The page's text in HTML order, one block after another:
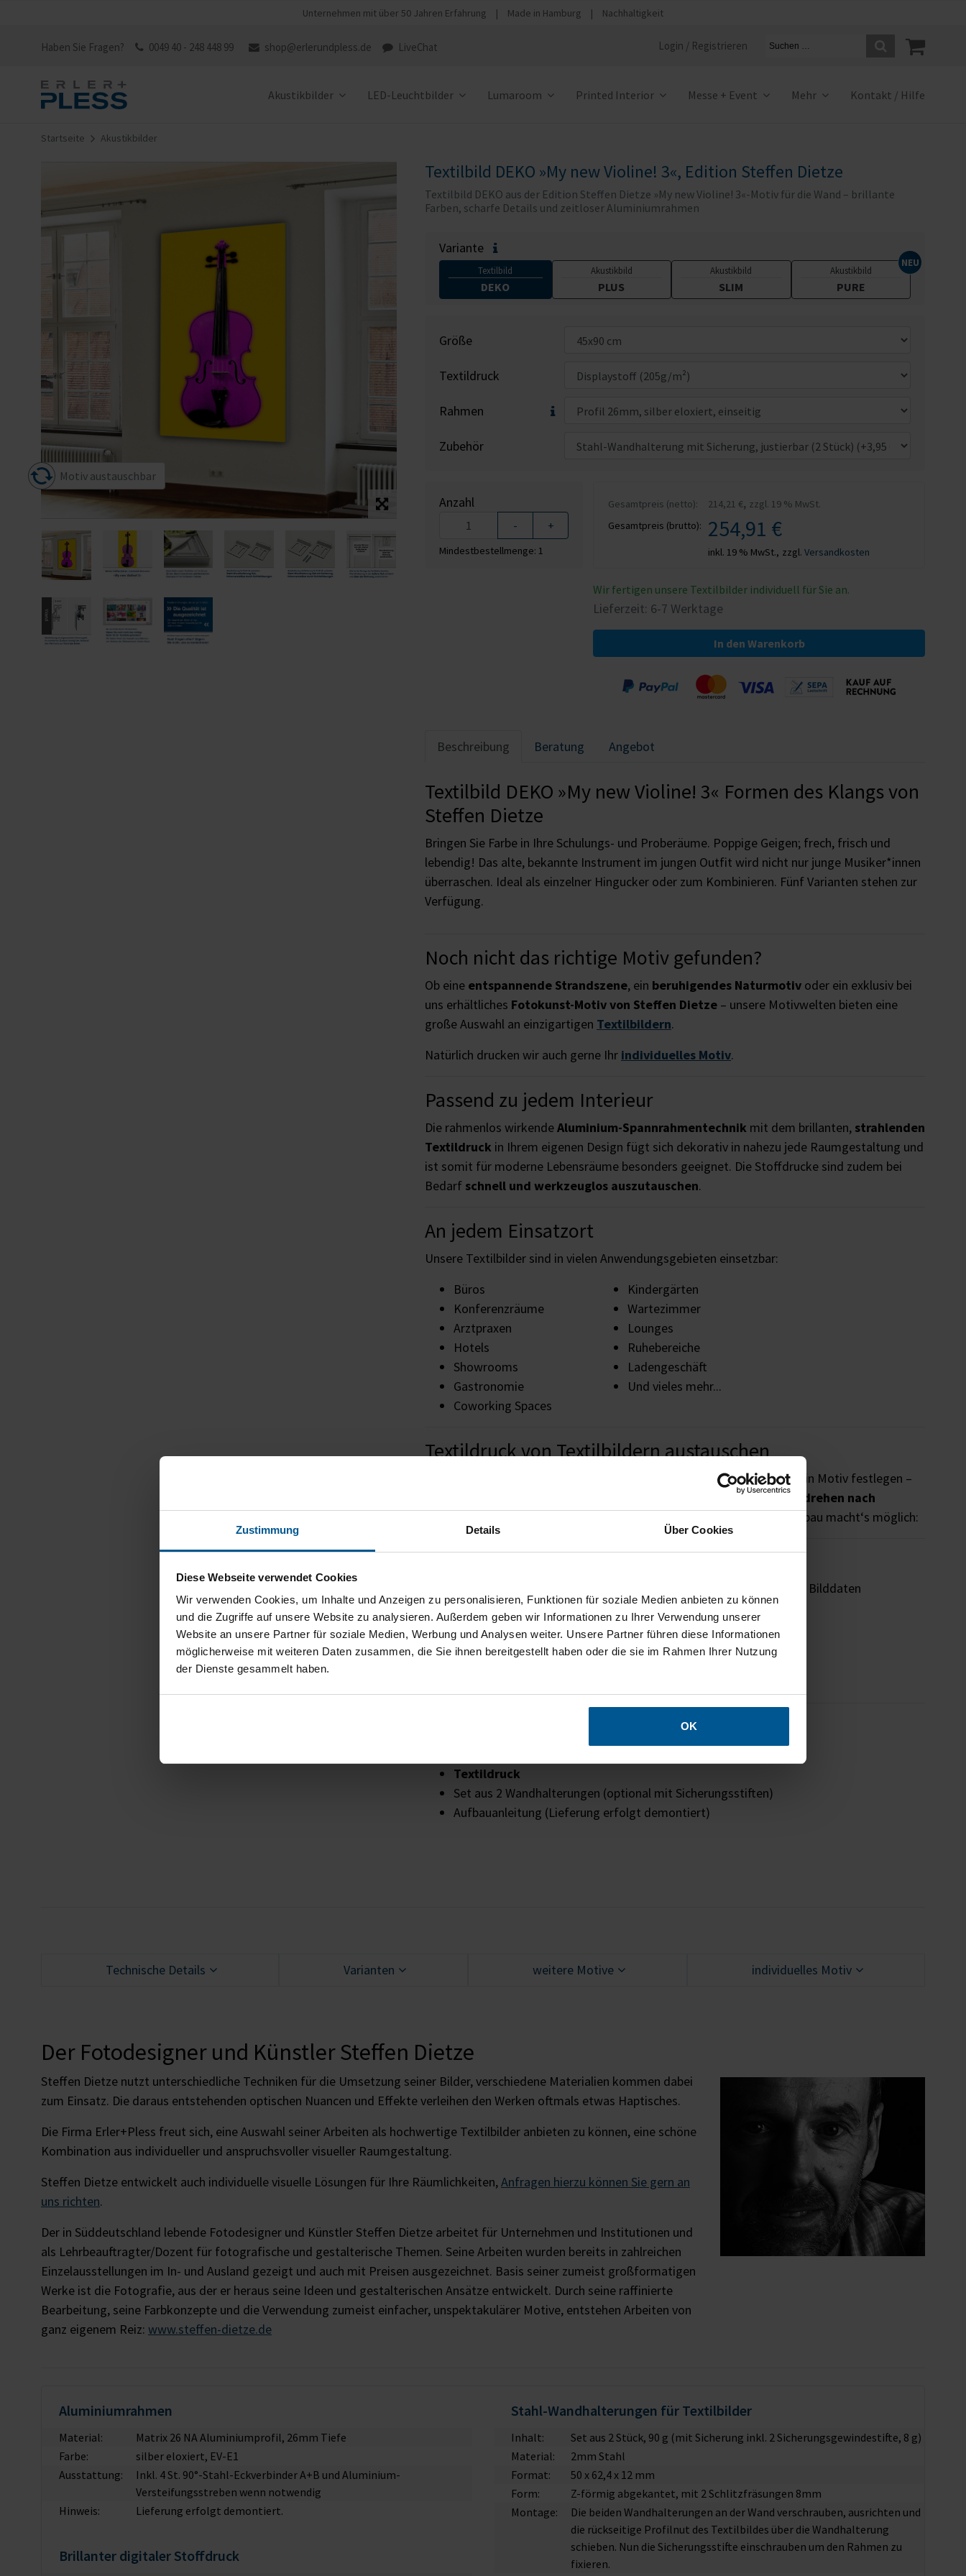
Zustimmung Details Über Cookies
Diese Webseite verwendet Cookies
Wir verwenden Cookies, um Inhalte und Anzeigen zu personalisieren, Funktionen für soziale Medien anbieten zu können
und die Zugriffe auf unsere Website zu analysieren. Außerdem geben wir Informationen zu Ihrer Verwendung unserer
Website an unsere Partner für soziale Medien, Werbung und Analysen weiter. Unsere Partner führen diese Informationen
möglicherweise mit weiteren Daten zusammen, die Sie ihnen bereitgestellt haben oder die sie im Rahmen Ihrer Nutzung
der Dienste gesammelt haben.
OK
Unternehmen mit über 50 Jahren Erfahrung | Made in Hamburg | Nachhaltigkeit
Haben Sie Fragen? 0049 40 - 248 448 99 shop@erlerundpless.de LiveChat Login / Registrieren
Akustikbilder LED-Leuchtbilder Lumaroom Printed Interior Messe + Event Mehr Kontakt / Hilfe
Startseite Akustikbilder
Motiv austauschbar
Textilbild DEKO »My new Violine! 3«, Edition Steffen Dietze
Textilbild DEKO aus der Edition Steffen Dietze »My new Violine! 3«-Motiv für die Wand – brillante
Farben, scharfe Details und zeitloser Aluminiumrahmen
Variante
Textilbild
DEKO
Akustikbild
PLUS
Akustikbild
SLIM
Akustikbild
PURE
Größe
Textildruck
Rahmen
Zubehör
Anzahl
- +
Mindestbestellmenge: 1
Gesamtpreis (netto): 214,21 €, zzgl. 19 % MwSt.
Gesamtpreis (brutto):
254,91 €
inkl. 19 % MwSt., zzgl. Versandkosten
Wir fertigen unsere Textilbilder individuell für Sie an.
Lieferzeit: 6-7 Werktage
In den Warenkorb
Beschreibung Beratung Angebot
Textilbild DEKO »My new Violine! 3« Formen des Klangs von
Steffen Dietze
Bringen Sie Farbe in Ihre Schulungs- und Proberäume. Poppige Geigen; frech, frisch und
lebendig! Das alte, bekannte Instrument im jungen Outfit wird nicht nur junge Musiker*innen
überraschen. Ideal als einzelner Hingucker oder zum Kombinieren. Fünf Varianten stehen zur
Verfügung.
Noch nicht das richtige Motiv gefunden?
Ob eine entspannende Strandszene, ein beruhigendes Naturmotiv oder ein exklusiv bei
uns erhältliches Fotokunst-Motiv von Steffen Dietze – unsere Motivwelten bieten eine
große Auswahl an einzigartigen Textilbildern.
Natürlich drucken wir auch gerne Ihr individuelles Motiv.
Passend zu jedem Interieur
Die rahmenlos wirkendeAluminium-Spannrahmentechnik mit dem brillanten, strahlenden
Textildruck in Ihrem eigenen Design fügt sich dekorativ in nahezu jede Raumgestaltung und
ist somit für moderne Lebensräume besonders geeignet. Die Stoffdrucke sind zudem bei
Bedarf schnell und werkzeuglos auszutauschen.
An jedem Einsatzort
Unsere Textilbilder sind in vielen Anwendungsgebieten einsetzbar:
Büros
Konferenzräume
Arztpraxen
Hotels
Showrooms
Gastronomie
Coworking Spaces
Kindergärten
Wartezimmer
Lounges
Ruhebereiche
Ladengeschäft
Und vieles mehr...
Textildruck von Textilbildern austauschen
, denn Sie müssen sich nie wieder auf ein Motiv festlegen –
tauschen Sie diese im Handumdrehen nach
aus dem Messebau macht‘s möglich:
aus unseren Motivwelten oder aus Ihren eigenen Bilddaten
die ideale Verbindung vonÄsthetik und einfacher Montage
Geringes Gewichtdurch Alu-Spannrahmen und Textil
waschbare Motiv-Spanntücher undwerkzeugloser Motivwechsel
Textildruck
Set aus 2 Wandhalterungen (optional mit Sicherungsstiften)
Aufbauanleitung (Lieferung erfolgt demontiert)
Technische Details Varianten weitere Motive individuelles Motiv
Der Fotodesigner und Künstler Steffen Dietze
Steffen Dietze nutzt unterschiedliche Techniken für die Umsetzung seiner Bilder, verschiedene Materialien kommen dabei
zum Einsatz. Die daraus entstehenden optischen Nuancen und Effekte verleihen den Werken oftmals etwas Haptisches.
Die Firma Erler+Pless freut sich, eine Auswahl seiner Arbeiten als hochwertige Textilbilder anbieten zu können, eine schöne
Kombination aus individueller und anspruchsvoller visueller Raumgestaltung.
Steffen Dietze entwickelt auch individuelle visuelle Lösungen für Ihre Räumlichkeiten,Anfragen hierzu können Sie gern an
uns richten.
Der in Süddeutschland lebende Fotodesigner und Künstler Steffen Dietze arbeitet für Unternehmen und Institutionen und
als Lehrbeauftragter/­Dozent für fotografische und gestalterische Themen. Seine Arbeiten wurden bereits in zahlreichen
Einzelausstellungen im In- und Ausland gezeigt und auch mit Preisen ausgezeichnet. Basis seiner zumeist großformatigen
Werke ist die Fotografie, aus der er heraus seine Ideen und gestalterischen Ansätze entwickelt. Durch seine raffinierte
Bearbeitung, seine Farbkonzepte und die Verwendung zumeist einfacher, unspektakulärer Motive, entstehen Arbeiten von
ganz eigenem Reiz: www.steffen-dietze.de
Aluminiumrahmen
Material:
Matrix 26 NA Aluminiumprofil, 26mm Tiefe
Farbe:
silber eloxiert, EV-E1
Ausstattung:
Inkl. 4 St. 90°-Stahl-Eckverbinder A+B und Aluminium-
Versteifungsstreben wenn notwendig
Hinweis:
Lieferung erfolgt demontiert.
Brillanter digitaler Stoffdruck
Stahl-Wandhalterungen für Textilbilder
Inhalt:
Set aus 2 Stück, 90 g (mit Sicherung inkl. 2 Sicherungsgewindestifte, 8 g)
Material:
2mm Stahl
Format:
50 x 62,4 x 12 mm
Form:
Z-förmig abgekantet, mit 2 Schlitzfräsungen 8mm
Montage:
Die beiden Wandhalterungen an der Wand verschrauben, ausrichten und
die rückseitige Profilnut des Textilbildes über die Wandhalterung
schieben. Nun die Sicherungsstifte einschrauben um den Rahmen zu
fixieren.